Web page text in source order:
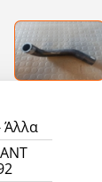
Άλλα